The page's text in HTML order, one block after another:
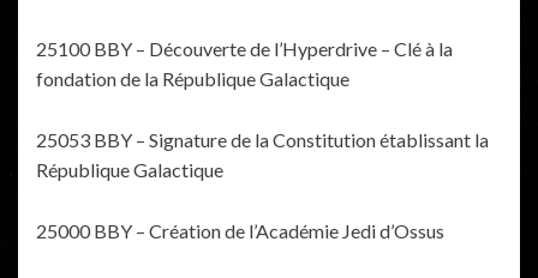
25100 BBY – Découverte de l’Hyperdrive – Clé à la
fondation de la République Galactique
25053 BBY – Signature de la Constitution établissant la
République Galactique
25000 BBY – Création de l’Académie Jedi d’Ossus